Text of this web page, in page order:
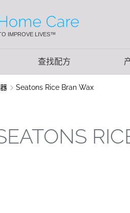
IMPROVE LIVES™
查找配方
Seatons Rice Bran Wax